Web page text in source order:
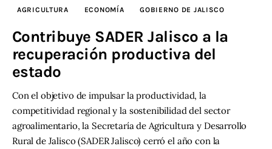
AGRICULTURA ECONOMÍA GOBIERNO DE JALISCO
Contribuye SADER Jalisco a la
recuperación productiva del
estado
Con el objetivo de impulsar la productividad, la
competitividad regional y la sostenibilidad del sector
agroalimentario, la Secretaría de Agricultura y Desarrollo
Rural de Jalisco (SADER Jalisco) cerró el año con la